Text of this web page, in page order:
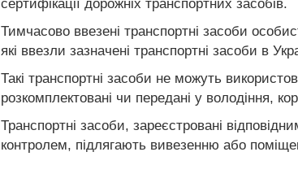
сертифікації дорожніх транспортних засобів.
Тимчасово ввезені транспортні засоби
які ввезли зазначені транспортні засоби в
Такі транспортні засоби не можуть
розкомплектовані чи передані у володіння,
Транспортні засоби, зареєстровані
контролем, підлягають вивезенню або